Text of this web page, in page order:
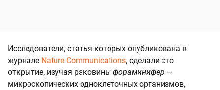
Исследователи, статья которых опубликована в
журнале Nature Communications, сделали это
открытие, изучая раковины фораминифер —
микроскопических одноклеточных организмов,